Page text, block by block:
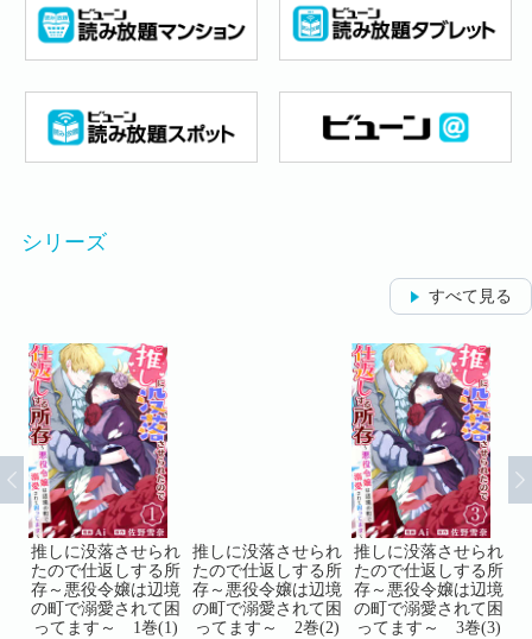
シリーズ
すべて見る
推しに没落させられ
たので仕返しする所
存～悪役令嬢は辺境
の町で溺愛されて困
ってます～ 1巻(1)
推しに没落させられ
たので仕返しする所
存～悪役令嬢は辺境
の町で溺愛されて困
ってます～ 2巻(2)
推しに没落させられ
たので仕返しする所
存～悪役令嬢は辺境
の町で溺愛されて困
ってます～ 3巻(3)